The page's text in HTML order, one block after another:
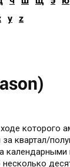
y z
которого
квартал/